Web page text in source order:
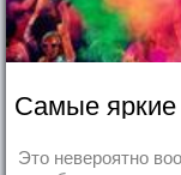
Самые яркие
Это невероятно